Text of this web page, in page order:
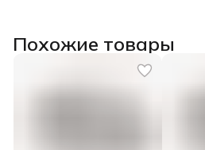
Похожие товары